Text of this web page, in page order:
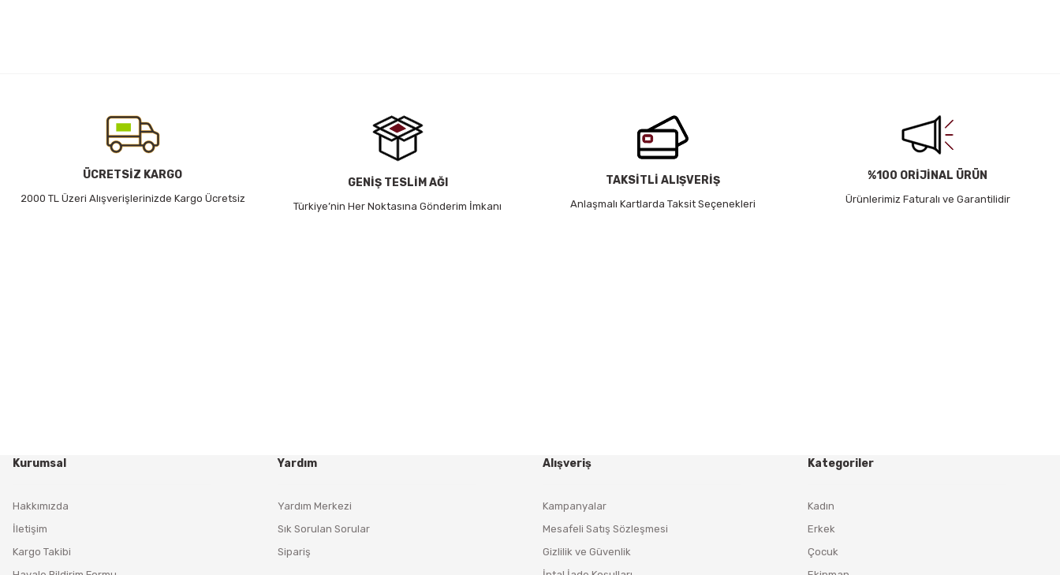
Ürün bilgilerinde hatalar bulunuyor.
Ürün fiyatı diğer sitelerden daha pahalı.
Bu ürüne benzer farklı alternatifler olmalı.
ÜCRETSİZ KARGO
2000 TL Üzeri Alışverişlerinizde Kargo Ücretsiz
GENİŞ TESLİM AĞI
Türkiye’nin Her Noktasına Gönderim İmkanı
TAKSİTLİ ALIŞVERİŞ
Anlaşmalı Kartlarda Taksit Seçenekleri
%100 ORİJİNAL ÜRÜN
Ürünlerimiz Faturalı ve Garantilidir
Kurumsal
Hakkımızda
İletişim
Kargo Takibi
Yardım
Yardım Merkezi
Sık Sorulan Sorular
Sipariş
Alışveriş
Kampanyalar
Mesafeli Satış Sözleşmesi
Gizlilik ve Güvenlik
Kategoriler
Kadın
Erkek
Çocuk